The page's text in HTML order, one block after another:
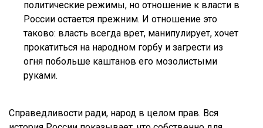
политические режимы, но отношение к власти в
России остается прежним. И отношение это
таково: власть всегда врет, манипулирует, хочет
прокатиться на народном горбу и загрести из
огня побольше каштанов его мозолистыми
руками.
Справедливости ради, народ в целом прав. Вся